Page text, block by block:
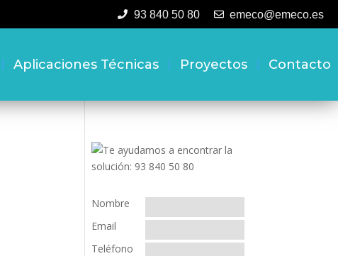
93 840 50 80 emeco@emeco.es
Aplicaciones Técnicas Proyectos Contacto
Nombre
Email
Teléfono